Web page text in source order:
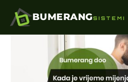
BUMERANGSISTEMI